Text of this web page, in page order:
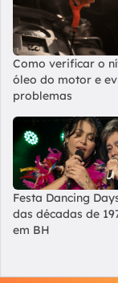
Como verificar o
óleo do motor e
problemas
Festa Dancing
das décadas de
em BH